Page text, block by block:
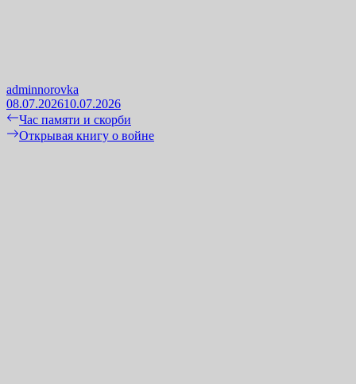
adminnorovka
08.07.202610.07.2026
Навигация
по
Previous
post:
Час памяти и скорби
Next
Открывая книгу о войне